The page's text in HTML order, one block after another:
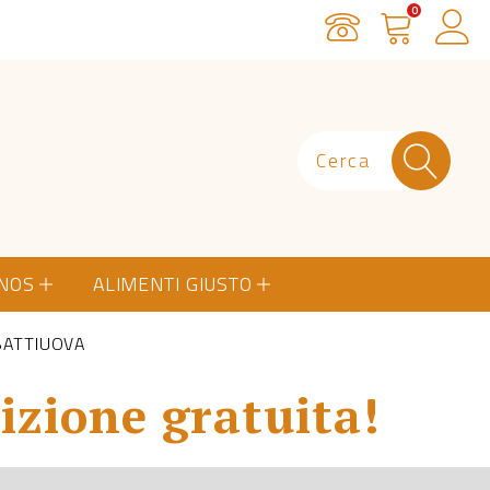
Servizio Clienti
Carrello
0
ALIMENTI GIUSTO
gratuita!